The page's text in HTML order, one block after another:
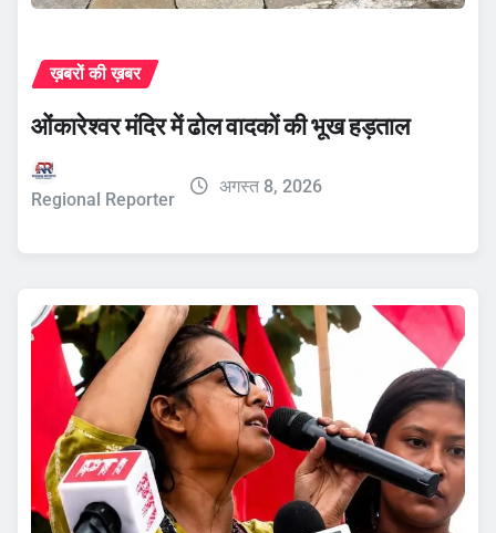
ख़बरों की ख़बर
ओंकारेश्वर मंदिर में ढोल वादकों की भूख हड़ताल
Regional Reporter
अगस्त 8, 2026